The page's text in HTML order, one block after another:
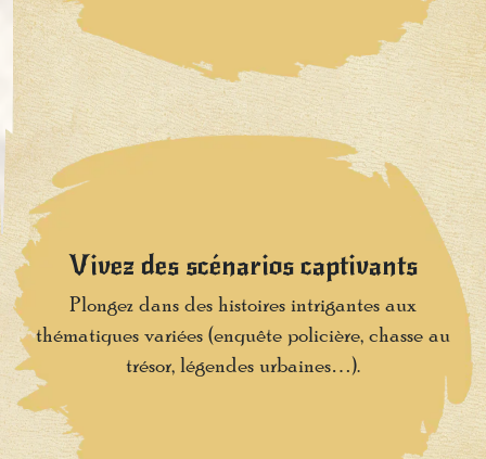
Vivez des scénarios captivants
Plongez dans des histoires intrigantes aux
thématiques variées (enquête policière, chasse au
trésor, légendes urbaines…).